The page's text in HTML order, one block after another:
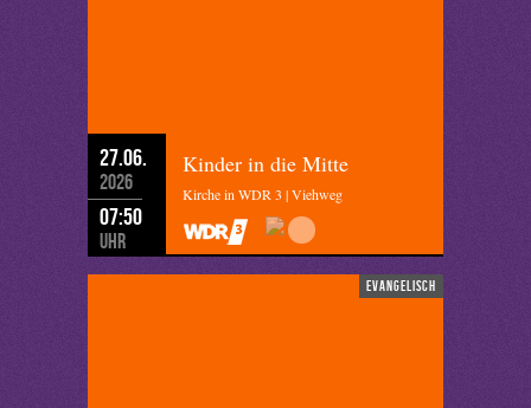
27.06.
2026
07:50
Uhr
Kinder in die Mitte
Kirche in WDR 3 | Viehweg
evangelisch